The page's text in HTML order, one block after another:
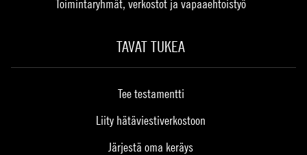
Toimintaryhmät, verkostot ja vapaaehtoistyö
TAVAT TUKEA
Tee testamentti
Liity hätäviestiverkostoon
Järjestä oma keräys